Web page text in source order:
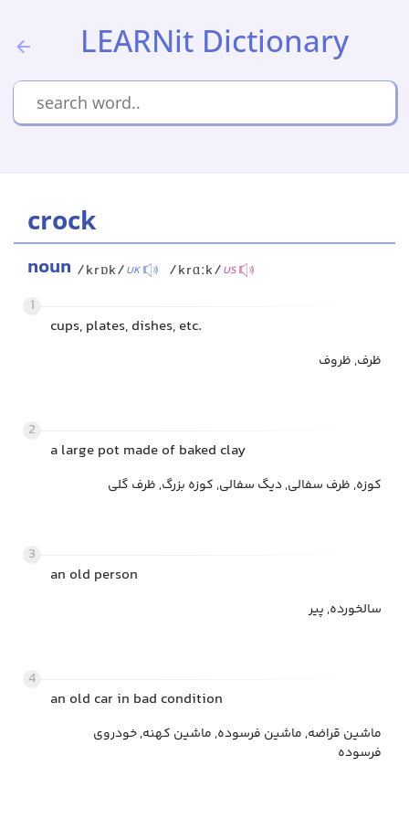
LEARNit Dictionary
crock
noun /krɒk/UK /krɑːk/US
1
cups, plates, dishes, etc.
ظرف, ظروف
2
a large pot made of baked clay
کوزه, ظرف سفالی, دیگ سفالی, کوزه بزرگ, ظرف گلی
3
an old person
سالخورده, پیر
4
an old car in bad condition
ماشین قراضه, ماشین فرسوده, ماشین کهنه, خودروی
فرسوده